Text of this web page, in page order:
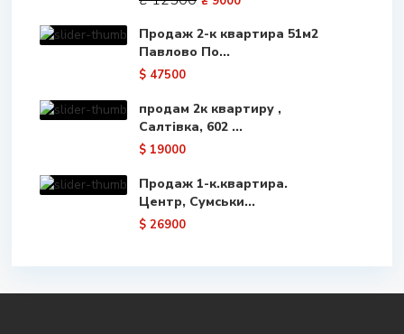
Продаж 2-к квартира 51м2
Павлово По...
$ 47500
продам 2к квартиру ,
Салтівка, 602 ...
$ 19000
Продаж 1-к.квартира.
Центр, Сумськи...
$ 26900